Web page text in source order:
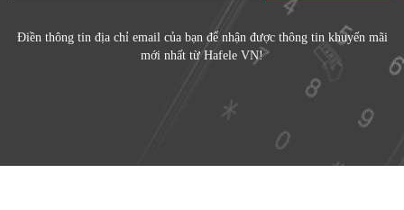
Điền thông tin địa chỉ email của bạn để nhận được thông tin khuyến mãi
mới nhất từ Hafele VN!